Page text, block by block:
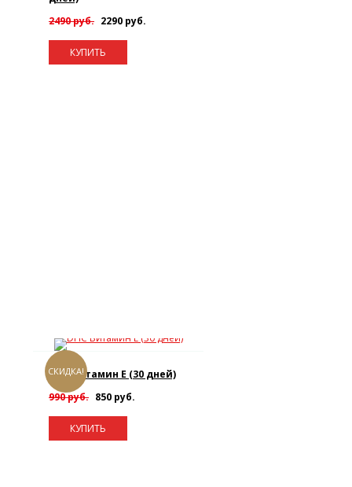
2490 руб. 2290 руб.
КУПИТЬ
СКИДКА!
DHC Витамин E (30 дней)
990 руб. 850 руб.
КУПИТЬ